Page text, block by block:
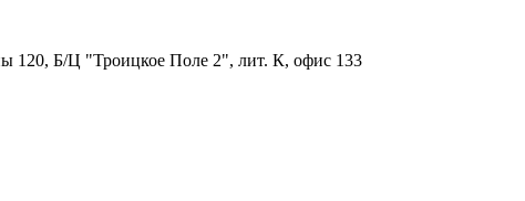
120, Б/Ц "Троицкое Поле 2", лит. К, офис 133